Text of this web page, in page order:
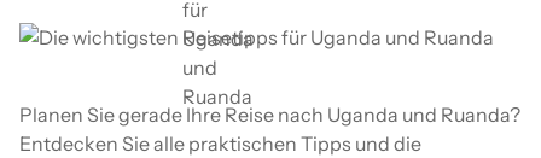
Planen Sie gerade Ihre Reise nach Uganda und Ruanda?
Entdecken Sie alle praktischen Tipps und die